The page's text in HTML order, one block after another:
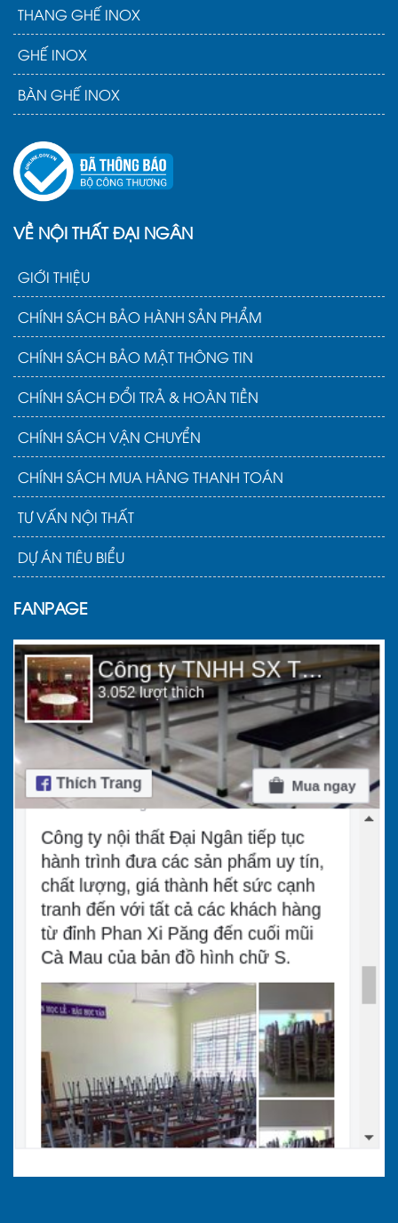
THANG GHẾ INOX
GHẾ INOX
BÀN GHẾ INOX
VỀ NỘI THẤT ĐẠI NGÂN
GIỚI THIỆU
CHÍNH SÁCH BẢO HÀNH SẢN PHẨM
CHÍNH SÁCH BẢO MẬT THÔNG TIN
CHÍNH SÁCH ĐỔI TRẢ & HOÀN TIỀN
CHÍNH SÁCH VẬN CHUYỂN
CHÍNH SÁCH MUA HÀNG THANH TOÁN
TƯ VẤN NỘI THẤT
DỰ ÁN TIÊU BIỂU
FANPAGE